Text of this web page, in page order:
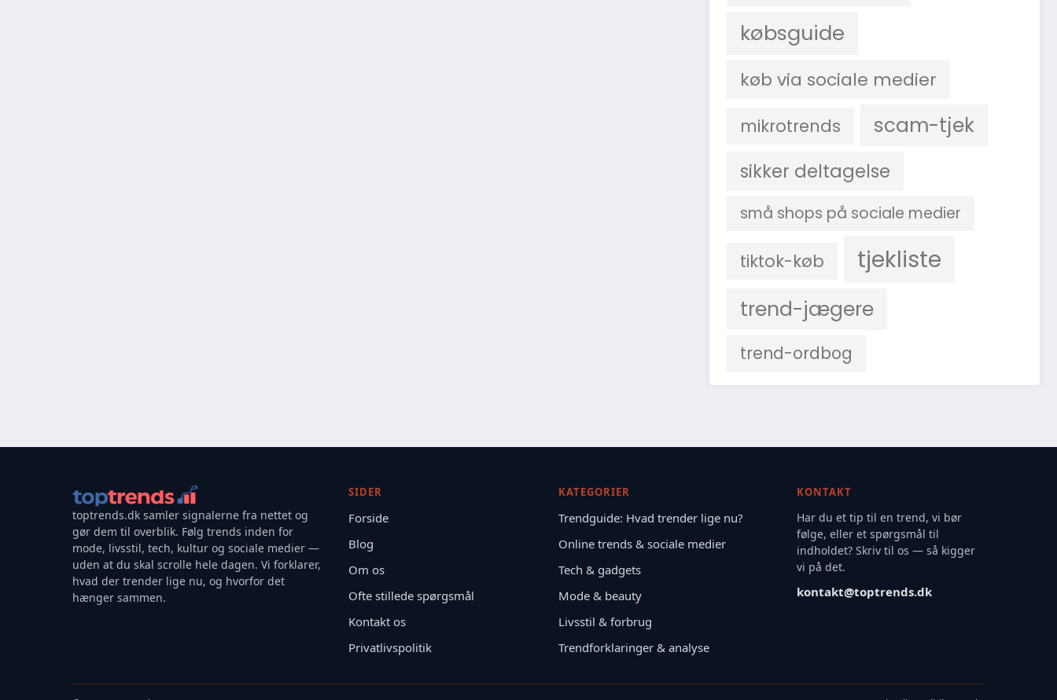
købsguide
køb via sociale medier
mikrotrends scam-tjek
sikker deltagelse
små shops på sociale medier
tiktok-køb tjekliste
trend-jægere
trend-ordbog
toptrends.dk samler signalerne fra nettet og
gør dem til overblik. Følg trends inden for
mode, livsstil, tech, kultur og sociale medier —
uden at du skal scrolle hele dagen. Vi forklarer,
hvad der trender lige nu, og hvorfor det
hænger sammen.
SIDER
Forside
Blog
Om os
Ofte stillede spørgsmål
Kontakt os
Privatlivspolitik
KATEGORIER
Trendguide: Hvad trender lige nu?
Online trends & sociale medier
Tech & gadgets
Mode & beauty
Livsstil & forbrug
Trendforklaringer & analyse
KONTAKT
Har du et tip til en trend, vi bør
følge, eller et spørgsmål til
indholdet? Skriv til os — så kigger
vi på det.
kontakt@toptrends.dk